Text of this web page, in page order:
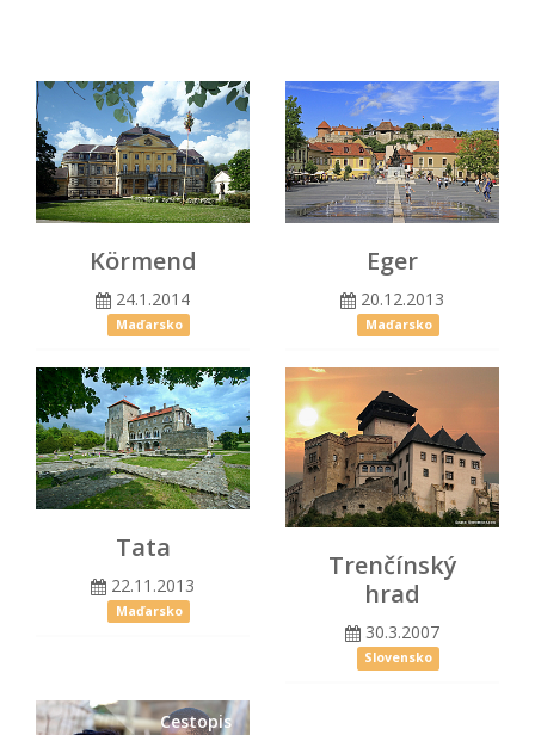
Körmend
24.1.2014
Maďarsko
Eger
20.12.2013
Maďarsko
Tata
22.11.2013
Maďarsko
Trenčínský
hrad
30.3.2007
Slovensko
Cestopis